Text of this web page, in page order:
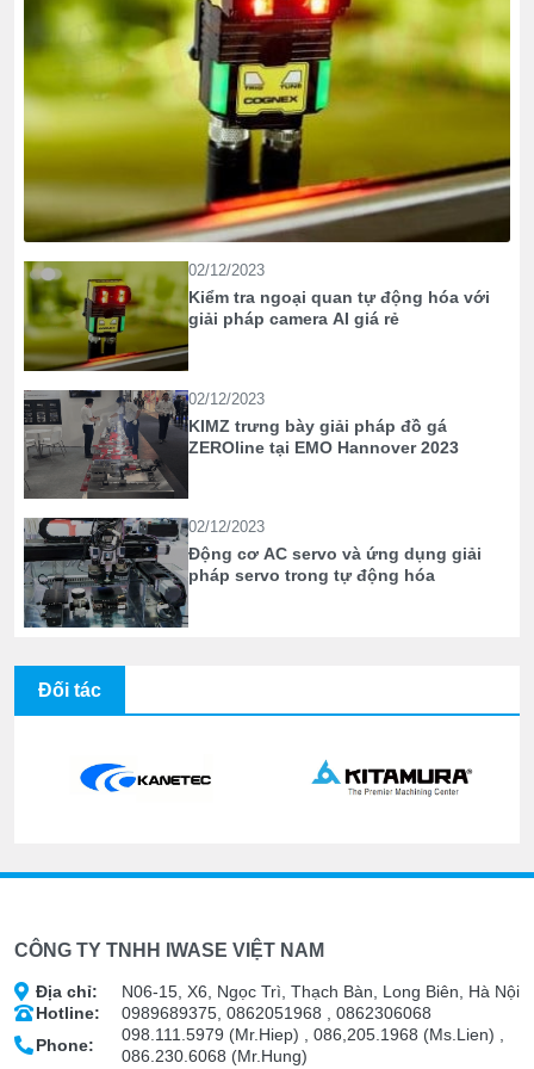
tự
động
hóa
với
giải
pháp
camera
rẻ"
02/12/2023
Kiểm tra ngoại quan tự động hóa với
giải pháp camera AI giá rẻ
02/12/2023
KIMZ trưng bày giải pháp đồ gá
ZEROline tại EMO Hannover 2023
02/12/2023
Động cơ AC servo và ứng dụng giải
pháp servo trong tự động hóa
Đối tác
CÔNG TY TNHH IWASE VIỆT NAM
Địa chỉ:
N06-15, X6, Ngọc Trì, Thạch Bàn, Long Biên, Hà Nội
Hotline:
0989689375, 0862051968 , 0862306068
Phone:
098.111.5979 (Mr.Hiep) , 086,205.1968 (Ms.Lien) ,
086.230.6068 (Mr.Hung)